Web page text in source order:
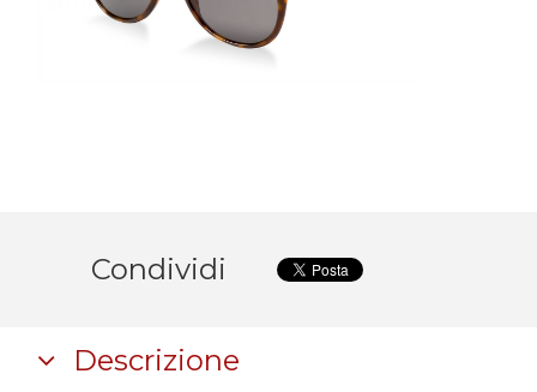
Condividi
Descrizione